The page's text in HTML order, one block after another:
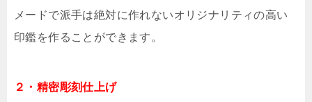
メードで派手は絶対に作れないオリジナリティの高い
印鑑を作ることができます。
２・精密彫刻仕上げ